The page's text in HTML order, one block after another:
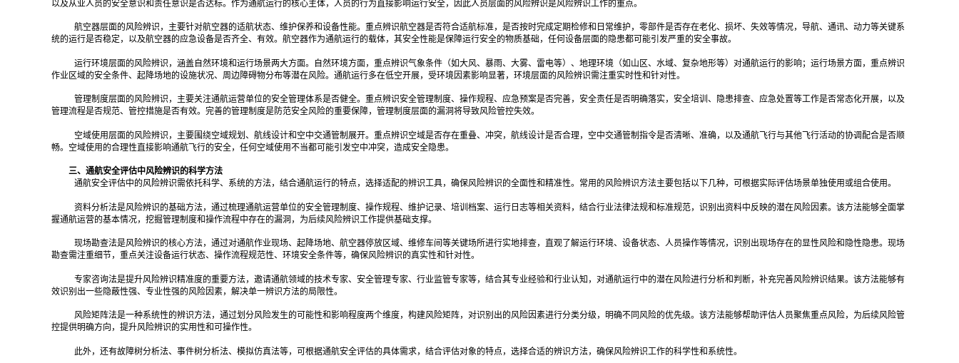
以及从业人员的安全意识和责任意识是否达标。作为通航运行的核心主体，人员的行为直接影响运行安全，因此人员层面的风险辨识是风险辨识工作的重点。
航空器层面的风险辨识，主要针对航空器的适航状态、维护保养和设备性能。重点辨识航空器是否符合适航标准，是否按时完成定期检修和日常维护，零部件是否存在老化、损坏、失效等情况，导航、通讯、动力等关键系
统的运行是否稳定，以及航空器的应急设备是否齐全、有效。航空器作为通航运行的载体，其安全性能是保障运行安全的物质基础，任何设备层面的隐患都可能引发严重的安全事故。
运行环境层面的风险辨识，涵盖自然环境和运行场景两大方面。自然环境方面，重点辨识气象条件（如大风、暴雨、大雾、雷电等）、地理环境（如山区、水域、复杂地形等）对通航运行的影响；运行场景方面，重点辨识
作业区域的安全条件、起降场地的设施状况、周边障碍物分布等潜在风险。通航运行多在低空开展，受环境因素影响显著，环境层面的风险辨识需注重实时性和针对性。
管理制度层面的风险辨识，主要关注通航运营单位的安全管理体系是否健全。重点辨识安全管理制度、操作规程、应急预案是否完善，安全责任是否明确落实，安全培训、隐患排查、应急处置等工作是否常态化开展，以及
管理流程是否规范、管控措施是否有效。完善的管理制度是防范安全风险的重要保障，管理制度层面的漏洞将导致风险管控失效。
空域使用层面的风险辨识，主要围绕空域规划、航线设计和空中交通管制展开。重点辨识空域是否存在重叠、冲突，航线设计是否合理，空中交通管制指令是否清晰、准确，以及通航飞行与其他飞行活动的协调配合是否顺
畅。空域使用的合理性直接影响通航飞行的安全，任何空域使用不当都可能引发空中冲突，造成安全隐患。
三、通航安全评估中风险辨识的科学方法
通航安全评估中的风险辨识需依托科学、系统的方法，结合通航运行的特点，选择适配的辨识工具，确保风险辨识的全面性和精准性。常用的风险辨识方法主要包括以下几种，可根据实际评估场景单独使用或组合使用。
资料分析法是风险辨识的基础方法，通过梳理通航运营单位的安全管理制度、操作规程、维护记录、培训档案、运行日志等相关资料，结合行业法律法规和标准规范，识别出资料中反映的潜在风险因素。该方法能够全面掌
握通航运营的基本情况，挖掘管理制度和操作流程中存在的漏洞，为后续风险辨识工作提供基础支撑。
现场勘查法是风险辨识的核心方法，通过对通航作业现场、起降场地、航空器停放区域、维修车间等关键场所进行实地排查，直观了解运行环境、设备状态、人员操作等情况，识别出现场存在的显性风险和隐性隐患。现场
勘查需注重细节，重点关注设备运行状态、操作流程规范性、环境安全条件等，确保风险辨识的真实性和针对性。
专家咨询法是提升风险辨识精准度的重要方法，邀请通航领域的技术专家、安全管理专家、行业监管专家等，结合其专业经验和行业认知，对通航运行中的潜在风险进行分析和判断，补充完善风险辨识结果。该方法能够有
效识别出一些隐蔽性强、专业性强的风险因素，解决单一辨识方法的局限性。
风险矩阵法是一种系统性的辨识方法，通过划分风险发生的可能性和影响程度两个维度，构建风险矩阵，对识别出的风险因素进行分类分级，明确不同风险的优先级。该方法能够帮助评估人员聚焦重点风险，为后续风险管
控提供明确方向，提升风险辨识的实用性和可操作性。
此外，还有故障树分析法、事件树分析法、模拟仿真法等，可根据通航安全评估的具体需求，结合评估对象的特点，选择合适的辨识方法，确保风险辨识工作的科学性和系统性。